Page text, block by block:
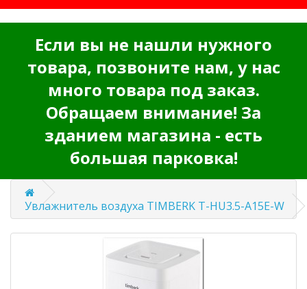
Если вы не нашли нужного
товара, позвоните нам, у нас
много товара под заказ.
Обращаем внимание! За
зданием магазина - есть
большая парковка!
Увлажнитель воздуха TIMBERK T-HU3.5-A15E-W